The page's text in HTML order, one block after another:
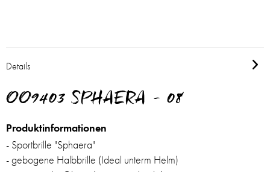
Details
OO9403 SPHAERA - 08
Produktinformationen
- Sportbrille "Sphaera"
- gebogene Halbbrille (Ideal unterm Helm)